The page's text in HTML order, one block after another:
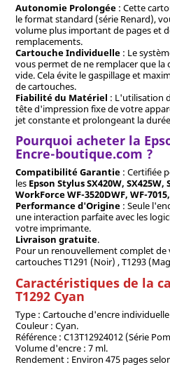
Autonomie Prolongée: Cette
le format standard (série Renard),
volume plus important de pages et
remplacements.
Cartouche Individuelle: Le
vous permet de ne remplacer que la
vide. Cela évite le gaspillage et
de cartouches.
Fiabilité du Matériel : L'utilisation
tête d'impression fixe de votre
jet constante et prolongeant la
Pourquoi acheter la
Encre-boutique.com ?
Compatibilité Garantie: Certifiée
les Epson Stylus SX420W, SX425W,
WorkForce WF-3520DWF, WF-
Performance d'Origine: Seule
une interaction parfaite avec les
votre imprimante.
Livraison gratuite.
Pour un renouvellement complet de
cartouches T1291 (Noir) , T1293
Caractéristiques de la
T1292 Cyan
Type : Cartouche d'encre
Couleur : Cyan.
Référence : C13T12924012 (Série
Volume d'encre : 7 ml.
Rendement : Environ 475 pages